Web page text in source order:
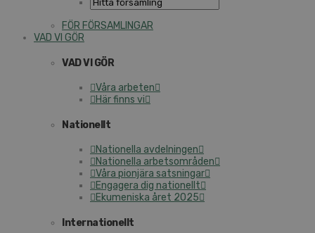
FÖR FÖRSAMLINGAR
VAD VI GÖR
VAD VI GÖR
Våra arbeten
Här finns vi
Nationellt
Nationella avdelningen
Nationella arbetsområden
Våra pionjära satsningar
Engagera dig nationellt
Ekumeniska året 2025
Internationellt